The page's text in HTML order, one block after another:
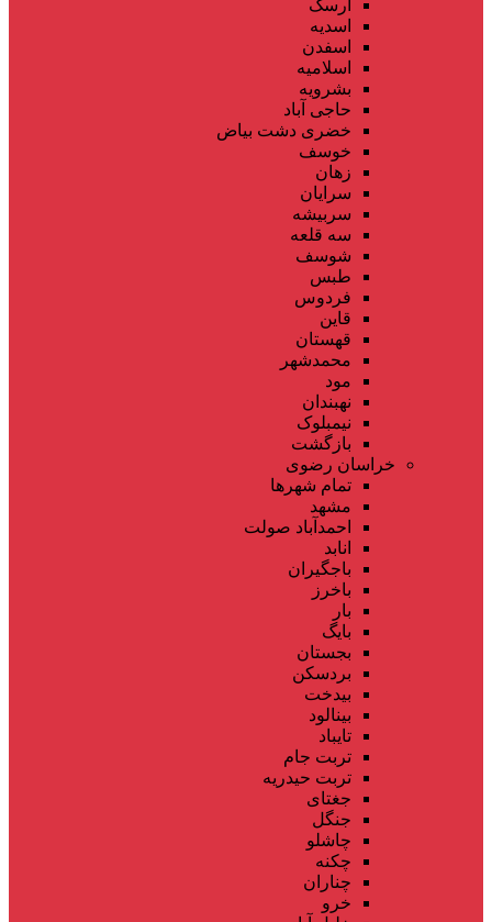
ارسک
اسدیه
اسفدن
اسلامیه
بشرویه
حاجی آباد
خضری دشت بیاض
خوسف
زهان
سرایان
سربیشه
سه قلعه
شوسف
طبس
فردوس
قاین
قهستان
محمدشهر
مود
نهبندان
نیمبلوک
بازگشت
خراسان رضوی
تمام شهر‌ها
مشهد
احمدآباد صولت
انابد
باجگیران
باخرز
بار
بایگ
بجستان
بردسکن
بیدخت
بینالود
تایباد
تربت جام
تربت حیدریه
جغتای
جنگل
چاشلو
چکنه
چناران
خرو